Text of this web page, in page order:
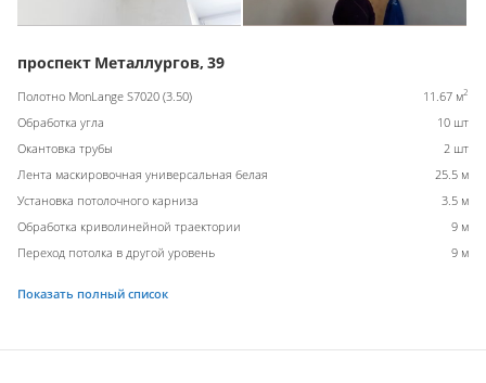
проспект Металлургов, 39
Полотно MonLange S7020 (3.50) 11.67 м2
Обработка угла
10 шт
Окантовка трубы
2 шт
Лента маскировочная универсальная белая
25.5 м
Установка потолочного карниза
3.5 м
Обработка криволинейной траектории
9 м
Переход потолка в другой уровень
9 м
Показать полный список